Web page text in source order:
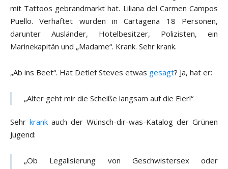
mit Tattoos gebrandmarkt hat. Liliana del Carmen Campos
Puello. Verhaftet wurden in Cartagena 18 Personen,
darunter Ausländer, Hotelbesitzer, Polizisten, ein
Marinekapitän und „Madame“. Krank. Sehr krank.
„Ab ins Beet“. Hat Detlef Steves etwas gesagt? Ja, hat er:
„Alter geht mir die Scheiße langsam auf die Eier!“
Sehr krank auch der Wünsch-dir-was-Katalog der Grünen
Jugend:
„Ob Legalisierung von Geschwistersex oder